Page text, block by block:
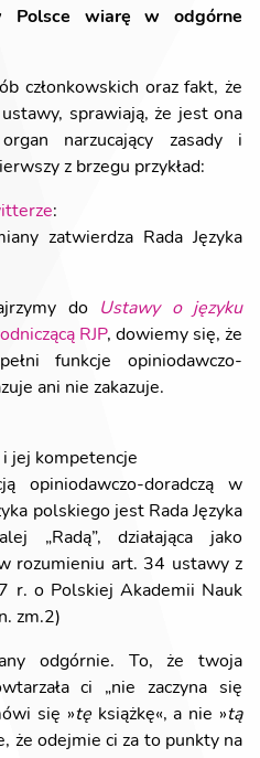
Polsce wiarę w odgórne
członkowskich oraz fakt, że
sprawiają, że jest ona
narzucający zasady i
z brzegu przykład:
:
zatwierdza Rada Języka
do Ustawy o języku
RJP, dowiemy się, że
funkcje opiniodawczo-
ani nie zakazuje.
i jej kompetencje
opiniodawczo-doradczą w
polskiego jest Rada Języka
„Radą”, działająca jako
rozumieniu art. 34 ustawy z
r. o Polskiej Akademii Nauk
zm.2)
odgórnie. To, że twoja
ci „nie zaczyna się
się »tęksiążkę«, a nie »tą
że odejmie ci za to punkty na